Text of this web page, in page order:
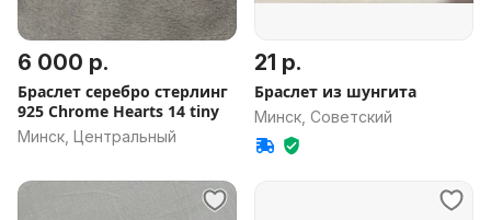
6 000 р.
Браслет серебро стерлинг
925 Chrome Hearts 14 tiny
Минск, Центральный
21 р.
Браслет из шунгита
Минск, Советский